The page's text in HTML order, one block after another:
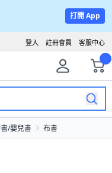
打開 App
客服中心
註冊會員
登入
/嬰兒書 布書